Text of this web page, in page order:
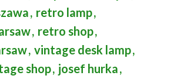
, retro lamp,
, retro shop,
, vintage desk lamp,
shop, josef hurka,